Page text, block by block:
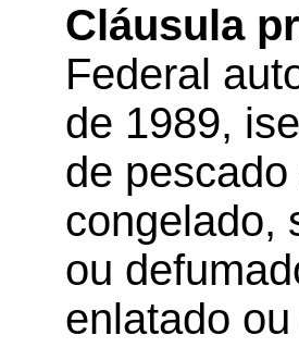
Cláusula
Federal
de 1989,
de
congelado,
ou
enlatado